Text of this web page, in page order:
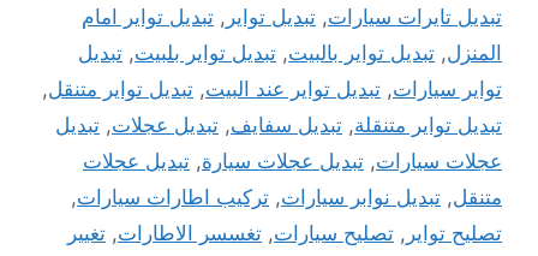
تبديل تايرات سيارات, تبديل تواير , تبديل تواير امام
المنزل, تبديل تواير بالبيت, تبديل تواير بلبيت, تبديل
تواير سيارات, تبديل تواير عند البيت, تبديل تواير متنقل,
تبديل تواير متنقلة, تبديل سفايف, تبديل عجلات, تبديل
عجلات سيارات, تبديل عجلات سيارة, تبديل عجلات
متنقل, تبديل نوابر سيارات, تركيب اطارات سيارات,
تصليح تواير , تصليح سيارات, تغسسر الاطارات, تغيير